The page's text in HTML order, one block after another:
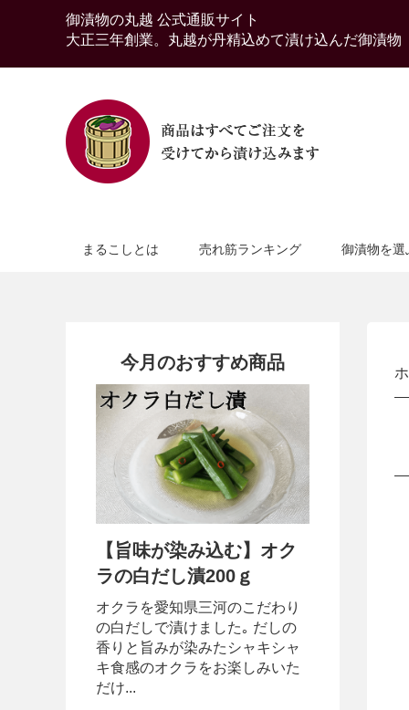
御漬物の丸越 公式通販サイト
大正三年創業。丸越が丹精込めて漬け込んだ御漬物
まるこしとは 売れ筋ランキング 御漬物を選
今月のおすすめ商品
【旨味が染み込む】オク
ラの白だし漬200ｇ
オクラを愛知県三河のこだわり
の白だしで漬けました｡ だしの
香りと旨みが染みたシャキシャ
キ食感のオクラをお楽しみいた
だけ...